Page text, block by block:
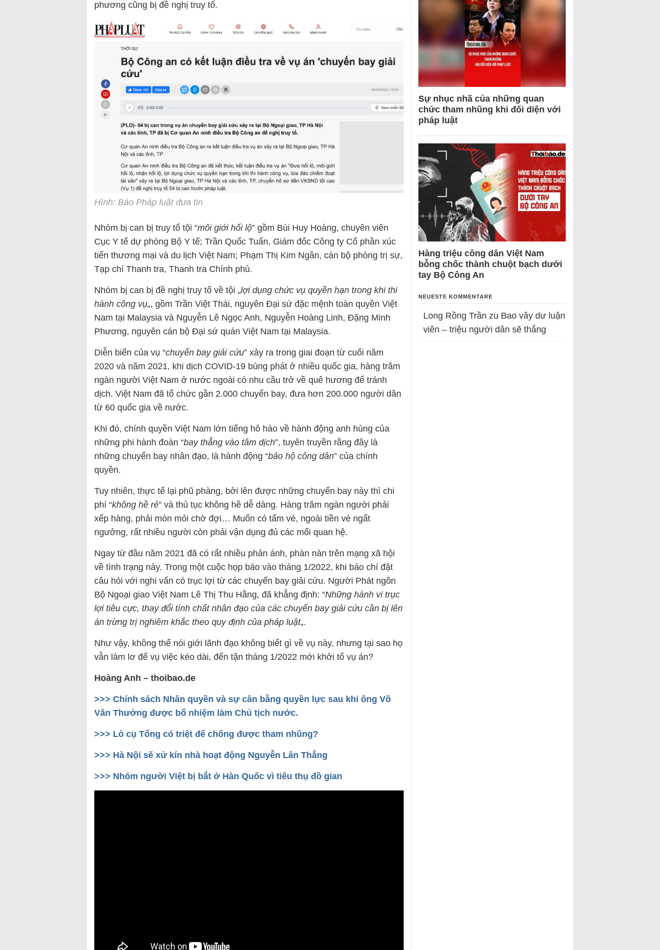
phương cũng bị đề nghị truy tố.
Hình: Báo Pháp luật đưa tin
Nhóm bị can bị truy tố tội “môi giới hối lộ” gồm Bùi Huy Hoàng, chuyên viên
Cục Y tế dự phòng Bộ Y tế; Trần Quốc Tuấn, Giám đốc Công ty Cổ phần xúc
tiến thương mại và du lịch Việt Nam; Phạm Thị Kim Ngân, cán bộ phòng trị sự,
Tạp chí Thanh tra, Thanh tra Chính phủ.
Nhóm bị can bị đề nghị truy tố về tội „lợi dụng chức vụ quyền hạn trong khi thi
hành công vụ„, gồm Trần Việt Thái, nguyên Đại sứ đặc mệnh toàn quyền Việt
Nam tại Malaysia và Nguyễn Lê Ngọc Anh, Nguyễn Hoàng Linh, Đặng Minh
Phương, nguyên cán bộ Đại sứ quán Việt Nam tại Malaysia.
Diễn biến của vụ “chuyến bay giải cứu” xảy ra trong giai đoạn từ cuối năm
2020 và năm 2021, khi dịch COVID-19 bùng phát ở nhiều quốc gia, hàng trăm
ngàn người Việt Nam ở nước ngoài có nhu cầu trở về quê hương để tránh
dịch. Việt Nam đã tổ chức gần 2.000 chuyến bay, đưa hơn 200.000 người dân
từ 60 quốc gia về nước.
Khi đó, chính quyền Việt Nam lớn tiếng hô hào về hành động anh hùng của
những phi hành đoàn “bay thẳng vào tâm dịch”, tuyên truyền rằng đây là
những chuyến bay nhân đạo, là hành động “bảo hộ công dân” của chính
quyền.
Tuy nhiên, thực tế lại phũ phàng, bởi lên được những chuyến bay này thì chi
phí “không hề rẻ” và thủ tục không hề dễ dàng. Hàng trăm ngàn người phải
xếp hàng, phải mòn mỏi chờ đợi… Muốn có tấm vé, ngoài tiền vé ngất
ngưởng, rất nhiều người còn phải vận dụng đủ các mối quan hệ.
Ngay từ đầu năm 2021 đã có rất nhiều phản ánh, phàn nàn trên mạng xã hội
về tình trạng này. Trong một cuộc họp báo vào tháng 1/2022, khi báo chí đặt
câu hỏi với nghi vấn có trục lợi từ các chuyến bay giải cứu. Người Phát ngôn
Bộ Ngoại giao Việt Nam Lê Thị Thu Hằng, đã khẳng định: “Những hành vi trục
lợi tiêu cực, thay đổi tính chất nhân đạo của các chuyến bay giải cứu cần bị lên
án trừng trị nghiêm khắc theo quy định của pháp luật„.
Như vậy, không thể nói giới lãnh đạo không biết gì về vụ này, nhưng tại sao họ
vẫn làm lơ để vụ việc kéo dài, đến tận tháng 1/2022 mới khởi tố vụ án?
Hoàng Anh – thoibao.de
>>> Chính sách Nhân quyền và sự cân bằng quyền lực sau khi ông Võ
Văn Thưởng được bổ nhiệm làm Chủ tịch nước.
>>> Lò cụ Tổng có triệt để chống được tham nhũng?
>>> Hà Nội sẽ xử kín nhà hoạt động Nguyễn Lân Thắng
>>> Nhóm người Việt bị bắt ở Hàn Quốc vì tiêu thụ đồ gian
Sự nhục nhã của những quan
chức tham nhũng khi đối diện với
pháp luật
Hàng triệu công dân Việt Nam
bỗng chốc thành chuột bạch dưới
tay Bộ Công An
NEUESTE KOMMENTARE
Long Rồng Trần zu Bao vây dư luận
viên – triệu người dân sẽ thắng